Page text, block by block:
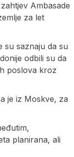
Ambasade
za let
su saznaju da su
odbili su da
poslova kroz
je iz Moskve, za
planirana, ali